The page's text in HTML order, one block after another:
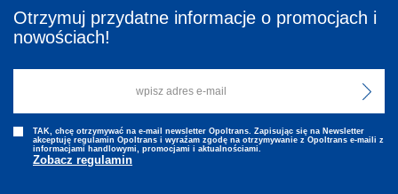
Otrzymuj przydatne informacje o promocjach i
nowościach!
TAK, chcę otrzymywać na e-mail newsletter Opoltrans. Zapisując się na Newsletter
akceptuję regulamin Opoltrans i wyraźam zgodę na otrzymywanie z Opoltrans e-maili z
informacjami handlowymi, promocjami i aktualnościami.
Zobacz regulamin